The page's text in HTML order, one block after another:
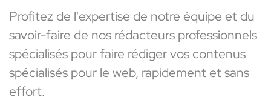
Profitez de l'expertise de notre équipe et du
savoir-faire de nos rédacteurs professionnels
spécialisés pour faire rédiger vos contenus
spécialisés pour le web, rapidement et sans
effort.